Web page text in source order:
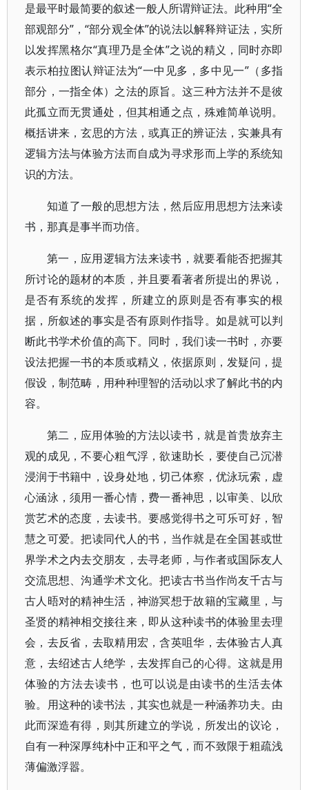
是最平时最简要的叙述一般人所谓辩证法。此种用“全
部观部分”，“部分观全体”的说法以解释辩证法，实所
以发挥黑格尔“真理乃是全体”之说的精义，同时亦即
表示柏拉图认辩证法为“一中见多，多中见一”（多指
部分，一指全体）之法的原旨。这三种方法并不是彼
此孤立而无贯通处，但其相通之点，殊难简单说明。
概括讲来，玄思的方法，或真正的辨证法，实兼具有
逻辑方法与体验方法而自成为寻求形而上学的系统知
识的方法。
知道了一般的思想方法，然后应用思想方法来读
书，那真是事半而功倍。
第一，应用逻辑方法来读书，就要看能否把握其
所讨论的题材的本质，并且要看著者所提出的界说，
是否有系统的发挥，所建立的原则是否有事实的根
据，所叙述的事实是否有原则作指导。如是就可以判
断此书学术价值的高下。同时，我们读一书时，亦要
设法把握一书的本质或精义，依据原则，发疑问，提
假设，制范畴，用种种理智的活动以求了解此书的内
容。
第二，应用体验的方法以读书，就是首贵放弃主
观的成见，不要心粗气浮，欲速助长，要使自己沉潜
浸润于书籍中，设身处地，切己体察，优泳玩索，虚
心涵泳，须用一番心情，费一番神思，以审美、以欣
赏艺术的态度，去读书。要感觉得书之可乐可好，智
慧之可爱。把读同代人的书，当作就是在全国甚或世
界学术之内去交朋友，去寻老师，与作者或国际友人
交流思想、沟通学术文化。把读古书当作尚友千古与
古人晤对的精神生活，神游冥想于故籍的宝藏里，与
圣贤的精神相交接往来，即从这种读书的体验里去理
会，去反省，去取精用宏，含英咀华，去体验古人真
意，去绍述古人绝学，去发挥自己的心得。这就是用
体验的方法去读书，也可以说是由读书的生活去体
验。用这种的读书法，其实也就是一种涵养功夫。由
此而深造有得，则其所建立的学说，所发出的议论，
自有一种深厚纯朴中正和平之气，而不致限于粗疏浅
薄偏激浮嚣。